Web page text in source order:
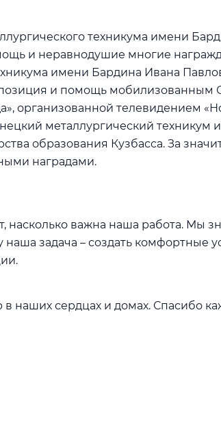
техникума имени
и неравнодушие многие
имени Бардина Ивана
и помощь мобилизованным
организованной телевидением
металлургический
образования Кузбасса. За
наградами.
важна наша работа. Мы
задача – создать комфортные
сердцах и домах. Спасибо